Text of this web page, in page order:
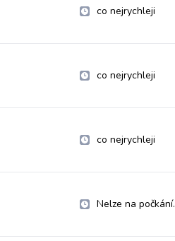
co nejrychleji
co nejrychleji
co nejrychleji
Nelze na počkání.